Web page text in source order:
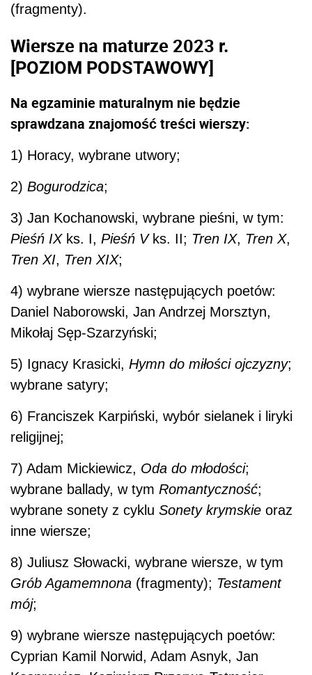
(fragmenty).
Wiersze na maturze 2023 r.
[POZIOM PODSTAWOWY]
Na egzaminie maturalnym nie będzie
sprawdzana znajomość treści wierszy:
1) Horacy, wybrane utwory;
2) Bogurodzica;
3) Jan Kochanowski, wybrane pieśni, w tym:
Pieśń IX ks. I, Pieśń V ks. II; Tren IX, Tren X,
Tren XI, Tren XIX;
4) wybrane wiersze następujących poetów:
Daniel Naborowski, Jan Andrzej Morsztyn,
Mikołaj Sęp-Szarzyński;
5) Ignacy Krasicki, Hymn do miłości ojczyzny;
wybrane satyry;
6) Franciszek Karpiński, wybór sielanek i liryki
religijnej;
7) Adam Mickiewicz, Oda do młodości;
wybrane ballady, w tym Romantyczność;
wybrane sonety z cyklu Sonety krymskie oraz
inne wiersze;
8) Juliusz Słowacki, wybrane wiersze, w tym
Grób Agamemnona (fragmenty); Testament
mój;
9) wybrane wiersze następujących poetów:
Cyprian Kamil Norwid, Adam Asnyk, Jan